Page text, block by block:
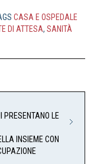
CASA E OSPEDALE
DI ATTESA, SANITÀ
PRESENTANO LE
INSIEME CON